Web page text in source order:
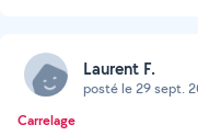
Laurent F.
posté le 29 sept.
Carrelage